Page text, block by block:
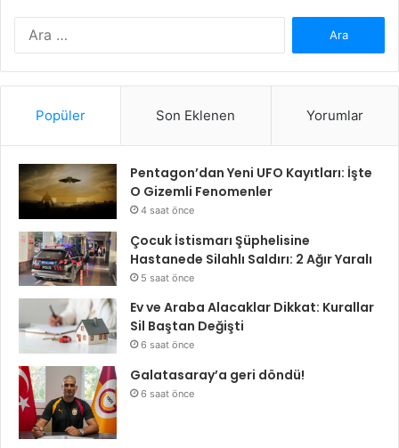
Popüler Son Eklenen Yorumlar
Pentagon’dan Yeni UFO Kayıtları: İşte
O Gizemli Fenomenler
4 saat önce
Çocuk İstismarı Şüphelisine
Hastanede Silahlı Saldırı: 2 Ağır Yaralı
5 saat önce
Ev ve Araba Alacaklar Dikkat: Kurallar
Sil Baştan Değişti
6 saat önce
Galatasaray’a geri döndü!
6 saat önce